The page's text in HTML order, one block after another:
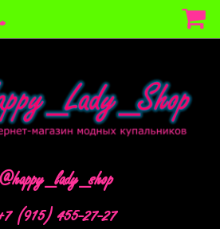
@happy_lady_shop
(915) 455-27-27